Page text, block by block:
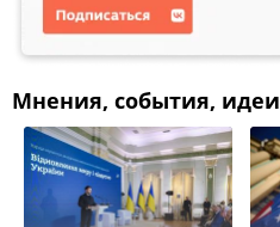
Мнения, события, идеи